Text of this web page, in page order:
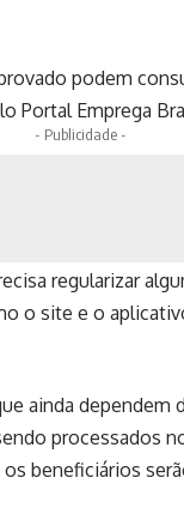
podem
Portal Emprega
- Publicidade -
regularizar
o site e o
ainda dependem
processados
beneficiários